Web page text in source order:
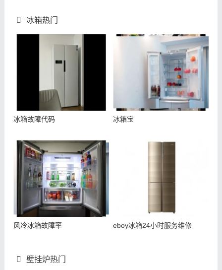
冰箱热门
冰箱故障代码 冰箱宝
风冷冰箱故障率 eboy冰箱24小时服务维修
壁挂炉热门